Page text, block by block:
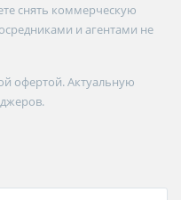
снять коммерческую
и агентами не
офертой. Актуальную